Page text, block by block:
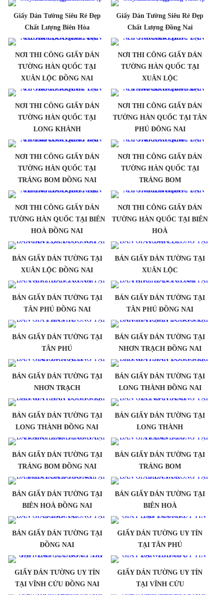
Giấy Dán Tường Siêu Rẻ Đẹp
Chất Lượng Biên Hòa
Giấy Dán Tường Siêu Rẻ Đẹp
Chất Lượng Đồng Nai
NƠI THI CÔNG GIẤY DÁN
TƯỜNG HÀN QUỐC TẠI
XUÂN LỘC ĐỒNG NAI
NƠI THI CÔNG GIẤY DÁN
TƯỜNG HÀN QUỐC TẠI
XUÂN LỘC
NƠI THI CÔNG GIẤY DÁN
TƯỜNG HÀN QUỐC TẠI
LONG KHÁNH
NƠI THI CÔNG GIẤY DÁN
TƯỜNG HÀN QUỐC TẠI TÂN
PHÚ ĐÔNG NAI
NƠI THI CÔNG GIẤY DÁN
TƯỜNG HÀN QUỐC TẠI
TRẢNG BOM ĐỒNG NAI
NƠI THI CÔNG GIẤY DÁN
TƯỜNG HÀN QUỐC TẠI
TRẢNG BOM
NƠI THI CÔNG GIẤY DÁN
TƯỜNG HÀN QUỐC TẠI BIÊN
HOÀ ĐỒNG NAI
NƠI THI CÔNG GIẤY DÁN
TƯỜNG HÀN QUỐC TẠI BIÊN
HOÀ
BÁN GIẤY DÁN TƯỜNG TẠI
XUÂN LỘC ĐỒNG NAI
BÁN GIẤY DÁN TƯỜNG TẠI
XUÂN LỘC
BÁN GIẤY DÁN TƯỜNG TẠI
TÂN PHÚ ĐỒNG NAI
BÁN GIẤY DÁN TƯỜNG TẠI
TÂN PHÚ ĐỒNG NAI
BÁN GIẤY DÁN TƯỜNG TẠI
TÂN PHÚ
BÁN GIẤY DÁN TƯỜNG TẠI
NHƠN TRẠCH ĐỒNG NAI
BÁN GIẤY DÁN TƯỜNG TẠI
NHƠN TRẠCH
BÁN GIẤY DÁN TƯỜNG TẠI
LONG THÀNH ĐỒNG NAI
BÁN GIẤY DÁN TƯỜNG TẠI
LONG THÀNH ĐỒNG NAI
BÁN GIẤY DÁN TƯỜNG TẠI
LONG THÀNH
BÁN GIẤY DÁN TƯỜNG TẠI
TRẢNG BOM ĐỒNG NAI
BÁN GIẤY DÁN TƯỜNG TẠI
TRẢNG BOM
BÁN GIẤY DÁN TƯỜNG TẠI
BIÊN HOÀ ĐỒNG NAI
BÁN GIẤY DÁN TƯỜNG TẠI
BIÊN HOÀ
BÁN GIẤY DÁN TƯỜNG TẠI
ĐỒNG NAI
GIẤY DÁN TƯỜNG UY TÍN
TẠI TÂN PHÚ
GIẤY DÁN TƯỜNG UY TÍN
TẠI VĨNH CỬU ĐỒNG NAI
GIẤY DÁN TƯỜNG UY TÍN
TẠI VĨNH CỬU